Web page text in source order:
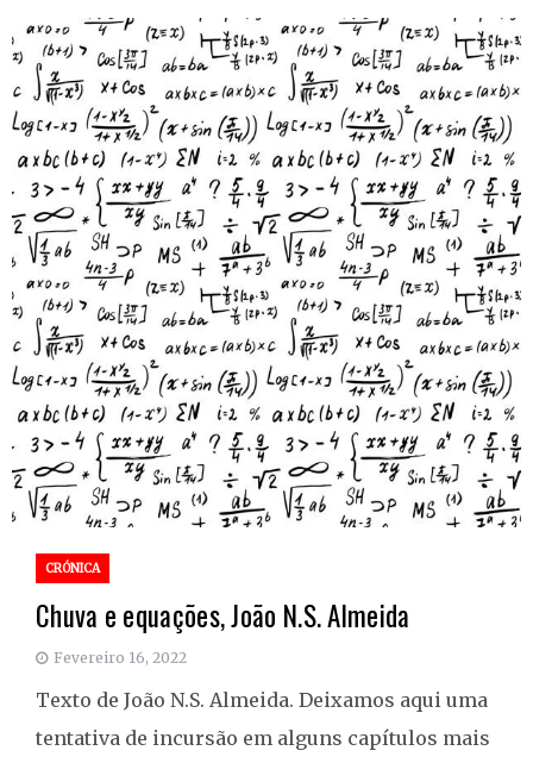
CRÓNICA
Chuva e equações, João N.S. Almeida
Fevereiro 16, 2022
Texto de João N.S. Almeida. Deixamos aqui uma
tentativa de incursão em alguns capítulos mais